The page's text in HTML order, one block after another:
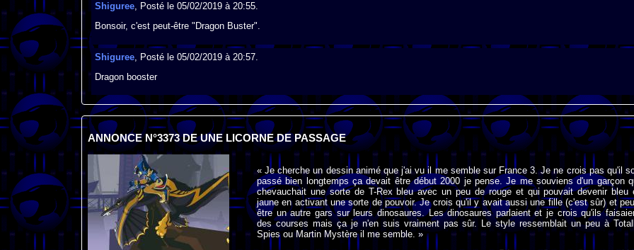
Shiguree, Posté le 05/02/2019 à 20:55.
Bonsoir, c'est peut-être "Dragon Buster".
Shiguree, Posté le 05/02/2019 à 20:57.
Dragon booster
ANNONCE N°3373 DE UNE LICORNE DE PASSAGE
« Je cherche un dessin animé que j'ai vu il me semble sur France 3. Je ne crois pas qu'il
passé bien longtemps ça devait être début 2000 je pense. Je me souviens d'un garçon
chevauchait une sorte de T-Rex bleu avec un peu de rouge et qui pouvait devenir bleu
jaune en activant une sorte de pouvoir. Je crois qu'il y avait aussi une fille (c'est sûr) et
être un autre gars sur leurs dinosaures. Les dinosaures parlaient et je crois qu'ils
des courses mais ça je n'en suis vraiment pas sûr. Le style ressemblait un peu à
Spies ou Martin Mystère il me semble. »